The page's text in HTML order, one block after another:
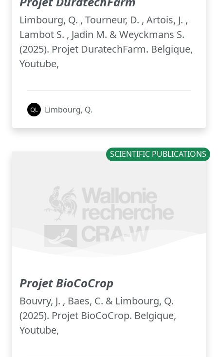
Limbourg, Q. , Tourneur, D. , Artois, J. ,
Lambot S. , Jadin M. & Weyckmans S.
(2025). Projet DuratechFarm. Belgique,
Youtube,
Limbourg, Q.
SCIENTIFIC PUBLICATIONS
Projet BioCoCrop
Bouvry, J. , Baes, C. & Limbourg, Q.
(2025). Projet BioCoCrop. Belgique,
Youtube,